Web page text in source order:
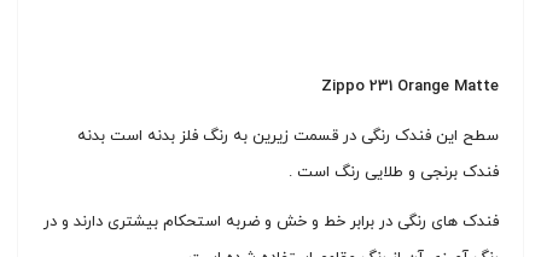
Zippo 231 Orange Matte
سطح این فندک رنگی در قسمت زیرین به رنگ فلز بدنه است بدنه
فندک برنجی و طلایی رنگ است .
فندک های رنگی در برابر خط و خش و ضربه استحکام بیشتری دارند و در